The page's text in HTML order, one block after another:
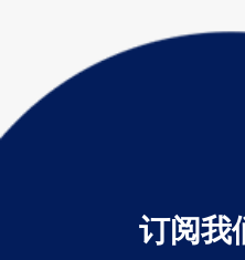
订阅我